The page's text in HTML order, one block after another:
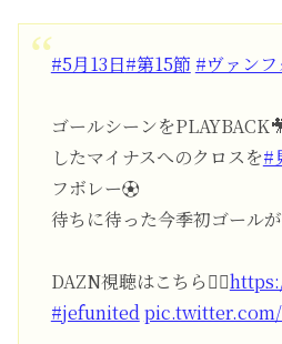
#5月13日#第15節 #ヴァン
ゴールシーンを
したマイナスへのクロスを#
フボレー⚽️
待ちに待った今季初ゴール
DAZN視聴はこちら💁‍♀️
#jefunited